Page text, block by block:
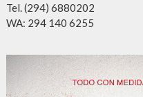
Tel. (294) 6880202
WA: 294 140 6255